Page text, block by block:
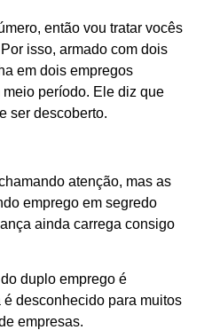
então vou tratar vocês
isso, armado com dois
em dois empregos
meio período. Ele diz que
ser descoberto.
atenção, mas as
emprego em segredo
ainda carrega consigo
duplo emprego é
desconhecido para muitos
empresas.